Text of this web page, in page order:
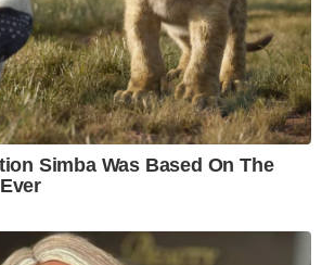
Simba Was Based On The